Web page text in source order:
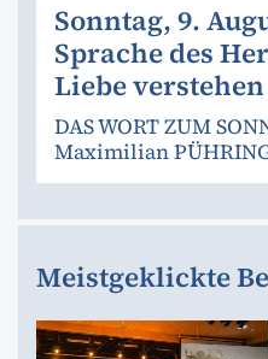
Sonntag, 9.
Sprache des
Liebe verstehen
DAS WORT ZUM
Maximilian
Meistgeklickte